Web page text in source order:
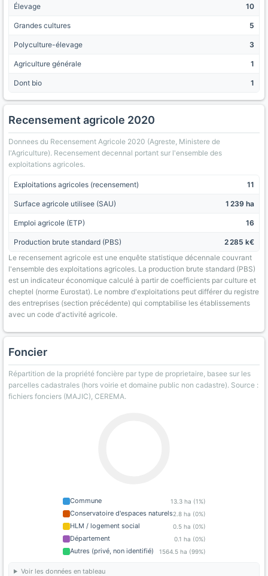
Élevage 10
Grandes cultures 5
Polyculture-élevage 3
Agriculture générale 1
Dont bio 1
Recensement agricole 2020
Donnees du Recensement Agricole 2020 (Agreste, Ministere de
l'Agriculture). Recensement decennal portant sur l'ensemble des
exploitations agricoles.
Exploitations agricoles (recensement) 11
Surface agricole utilisee (SAU) 1 239 ha
Emploi agricole (ETP) 16
Production brute standard (PBS)
2 285 k€
Le recensement agricole est une enquête statistique décennale couvrant
l'ensemble des exploitations agricoles. La production brute standard (PBS)
est un indicateur économique calculé à partir de coefficients par culture et
cheptel (norme Eurostat). Le nombre d'exploitations peut différer du registre
des entreprises (section précédente) qui comptabilise les établissements
avec un code d'activité agricole.
Foncier
Répartition de la propriété foncière par type de proprietaire, basee sur les
parcelles cadastrales (hors voirie et domaine public non cadastre). Source :
fichiers fonciers (MAJIC), CEREMA.
Commune 13.3 ha (1%)
Conservatoire d'espaces naturels2.8 ha (0%)
HLM / logement social 0.5 ha (0%)
Département 0.1 ha (0%)
Autres (privé, non identifié) 1564.5 ha (99%)
Voir les données en tableau